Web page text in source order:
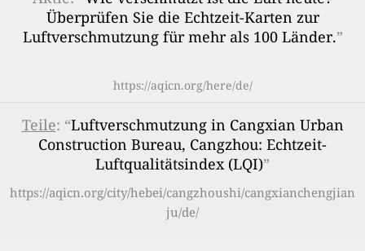
Überprüfen Sie die Echtzeit-Karten zur
Luftverschmutzung für mehr als 100 Länder.”
https://aqicn.org/here/de/
Teile: “Luftverschmutzung in Cangxian Urban
Construction Bureau, Cangzhou: Echtzeit-
Luftqualitätsindex (LQI)”
https://aqicn.org/city/hebei/cangzhoushi/cangxianchengjian
ju/de/